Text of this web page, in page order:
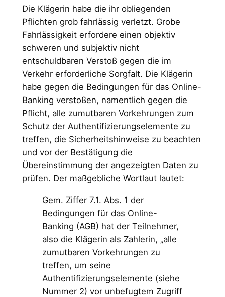
Die Klägerin habe die ihr obliegenden
Pflichten grob fahrlässig verletzt. Grobe
Fahrlässigkeit erfordere einen objektiv
schweren und subjektiv nicht
entschuldbaren Verstoß gegen die im
Verkehr erforderliche Sorgfalt. Die Klägerin
habe gegen die Bedingungen für das Online-
Banking verstoßen, namentlich gegen die
Pflicht, alle zumutbaren Vorkehrungen zum
Schutz der Authentifizierungselemente zu
treffen, die Sicherheitshinweise zu beachten
und vor der Bestätigung die
Übereinstimmung der angezeigten Daten zu
prüfen. Der maßgebliche Wortlaut lautet:
Gem. Ziffer 7.1. Abs. 1 der
Bedingungen für das Online-
Banking (AGB) hat der Teilnehmer,
also die Klägerin als Zahlerin, „alle
zumutbaren Vorkehrungen zu
treffen, um seine
Authentifizierungselemente (siehe
Nummer 2) vor unbefugtem Zugriff